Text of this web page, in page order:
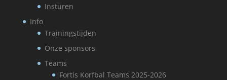
Insturen
Info
Trainingstijden
Onze sponsors
Teams
Fortis Korfbal Teams 2025-2026